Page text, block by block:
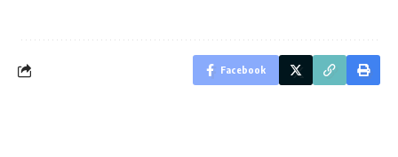
Facebook